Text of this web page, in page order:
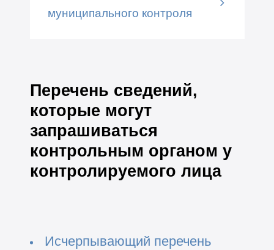
муниципального контроля
Перечень сведений,
которые могут
запрашиваться
контрольным органом у
контролируемого лица
Исчерпывающий перечень